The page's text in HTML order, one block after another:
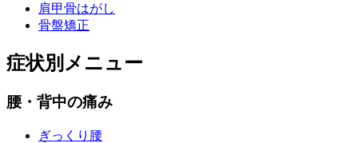
肩甲骨はがし
骨盤矯正
症状別メニュー
腰・背中の痛み
ぎっくり腰